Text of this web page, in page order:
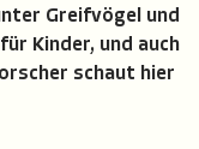
Greifvögel und
Kinder, und auch
schaut hier